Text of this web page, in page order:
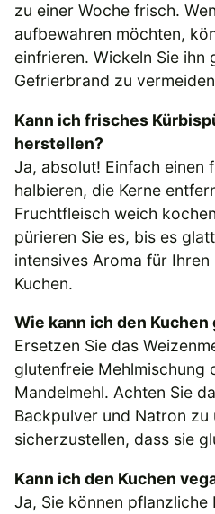
zu einer Woche frisch.
aufbewahren möchten,
einfrieren. Wickeln Sie ihn
Gefrierbrand zu
Kann ich frisches
herstellen?
Ja, absolut! Einfach einen
halbieren, die Kerne
Fruchtfleisch weich
pürieren Sie es, bis es
intensives Aroma für
Kuchen.
Wie kann ich den
Ersetzen Sie das
glutenfreie Mehlmischung
Mandelmehl. Achten Sie
Backpulver und Natron zu
sicherzustellen, dass sie
Kann ich den Kuchen
Ja, Sie können